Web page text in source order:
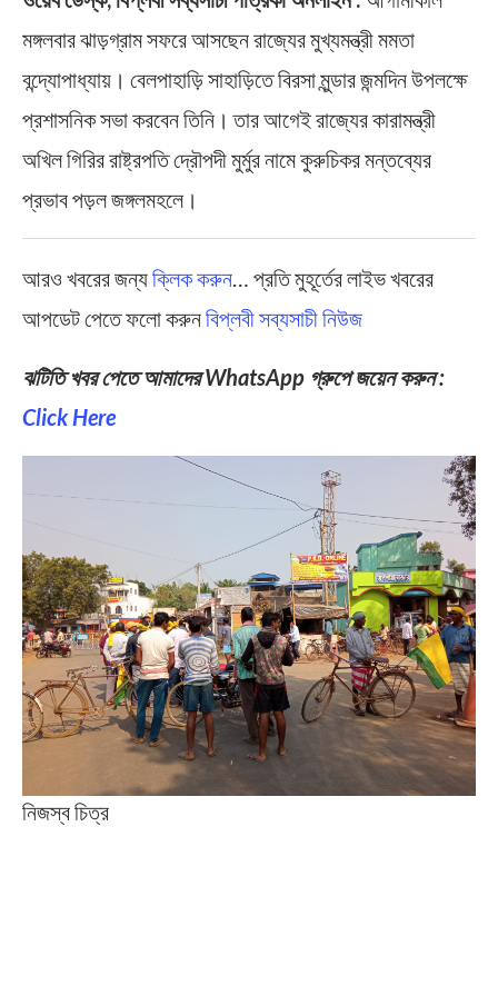
মঙ্গলবার ঝাড়গ্রাম সফরে আসছেন রাজ্যের মুখ্যমন্ত্রী মমতা
বন্দ্যোপাধ্যায়। বেলপাহাড়ি সাহাড়িতে বিরসা মুন্ডার জন্মদিন উপলক্ষে
প্রশাসনিক সভা করবেন তিনি। তার আগেই রাজ্যের কারামন্ত্রী
অখিল গিরির রাষ্ট্রপতি দ্রৌপদী মুর্মুর নামে কুরুচিকর মন্তব্যের
প্রভাব পড়ল জঙ্গলমহলে।
আরও খবরের জন্যক্লিক করুন… প্রতি মুহূর্তের লাইভ খবরের
আপডেট পেতে ফলো করুনবিপ্লবী সব্যসাচী নিউজ
ঝটিতি খবর পেতে আমাদের WhatsApp গ্রুপে জয়েন করুন :
Click Here
নিজস্ব চিত্র